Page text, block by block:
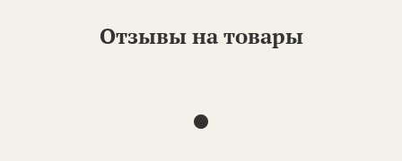
Отзывы на товары